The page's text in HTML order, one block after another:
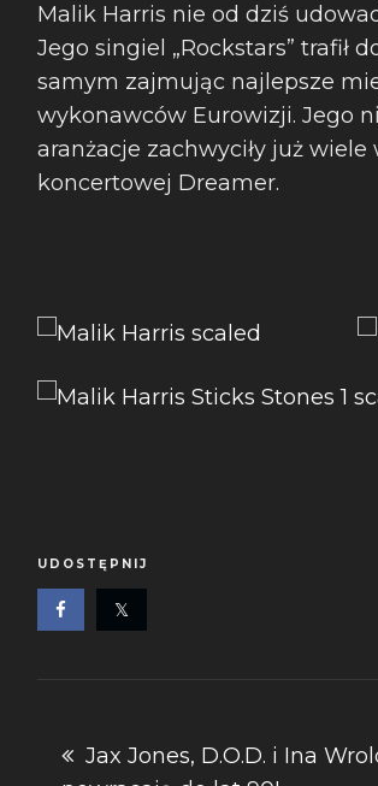
Malik Harris nie od dziś
Jego singiel „Rockstars” trafił
samym zajmując najlepsze
wykonawców Eurowizji. Jego
aranżacje zachwyciły już
koncertowej Dreamer.
UDOSTĘPNIJ
Nawigacja
Jax Jones, D.O.D. i Ina